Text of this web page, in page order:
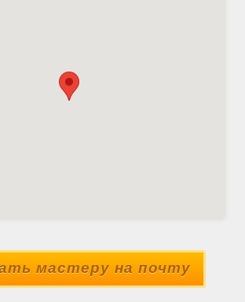
мастеру на почту